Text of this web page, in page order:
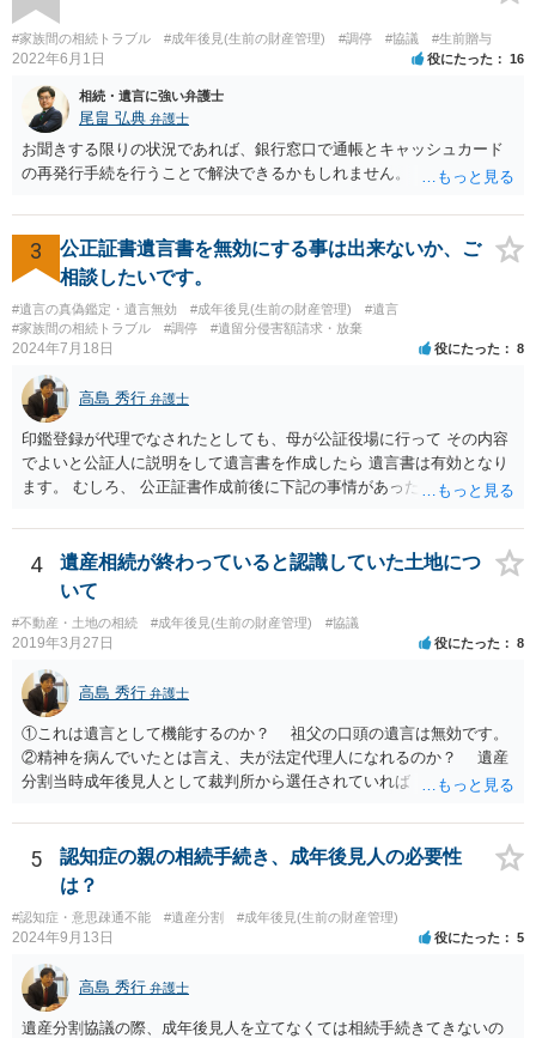
#家族間の相続トラブル #成年後見(生前の財産管理) #調停 #協議 #生前贈与
2022年6月1日 役にたった 16
相続・遺言に強い弁護士
尾畠 弘典 弁護士
お聞きする限りの状況であれば、銀行窓口で通帳とキャッシュカード
の再発行手続を行うことで解決できるかもしれません。
3
公正証書遺言書を無効にする事は出来ないか、ご
相談したいです。
#遺言の真偽鑑定・遺言無効 #成年後見(生前の財産管理)
#遺言
#家族間の相続トラブル
#調停 #遺留分侵害額請求・放棄
2024年7月18日 役にたった 8
高島 秀行 弁護士
印鑑登録が代理でなされたとしても、母が公証役場に行って その内容
でよいと公証人に説明をして遺言書を作成したら 遺言書は有効となり
ます。 むしろ、 公正証書作成前後に下記の事情があったことが証明で
月に携帯が新しくなった母からの第一声は「ここにいたら殺される」
「面会に来てくれ」で、長男に聞くと「面会は出来ない。俺は携帯電
話の使い方を教える為に会っている」「母の話は聞かなくて良い」と
電話が切れました。その後の電話でも「食事に毒が入っている」「体
にチップが埋められている」等、おかしかったです。 当時の診療記
録、介護認定の資料、介護記録を取得して 弁護士に面談で相談された
方がよいと思います。
4
遺産相続が終わっていると認識していた土地につ
いて
#不動産・土地の相続 #成年後見(生前の財産管理) #協議
2019年3月27日 役にたった 8
高島 秀行 弁護士
①これは遺言として機能するのか？ 祖父の口頭の遺言は無効です。
②精神を病んでいたとは言え、夫が法定代理人になれるのか？ 遺産
分割当時成年後見人として裁判所から選任されていれば 法定代理人
か？ 返せという主張は、取り消し又は無効を認める主張になるので
そのような主張はこちらからしない方がよいと思います。 ④財産分
与が終わったと認識しているのに今更土地の相続をやり直せるのか？
２０００年４月ということだと１９年前の話です。 その当時、成
年後見人に選任されていたのかわかりませんが 成年後見人が選任さ
れていなければ 遺産分割協議は有効の可能性があります。 無効で
も時効取得あるいは消滅時効にかかっている 可能性があります。
弁護士に詳しい事情を説明して面談で相談した方がよいと思いま
す。
5
認知症の親の相続手続き、成年後見人の必要性
は？
#認知症・意思疎通不能 #遺産分割 #成年後見(生前の財産管理)
2024年9月13日 役にたった 5
高島 秀行 弁護士
遺産分割協議の際、成年後見人を立てなくては相続手続きてきないの